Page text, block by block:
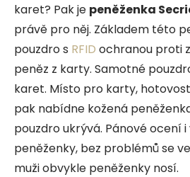
karet? Pak je peněženka
právě pro něj. Základem této
pouzdro s RFID ochranou proti
peněz z karty. Samotné
karet. Místo pro karty,
pak nabídne kožená
pouzdro ukrývá. Pánové ocení
peněženky, bez problémů se
muži obvykle peněženky nosí.